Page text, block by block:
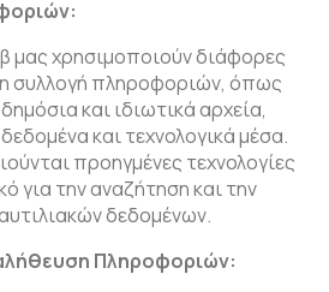
μας χρησιμοποιούν διάφορες
συλλογή πληροφοριών, όπως
και ιδιωτικά αρχεία,
και τεχνολογικά μέσα.
προηγμένες τεχνολογίες
για την αναζήτηση και την
δεδομένων.
Πληροφοριών: